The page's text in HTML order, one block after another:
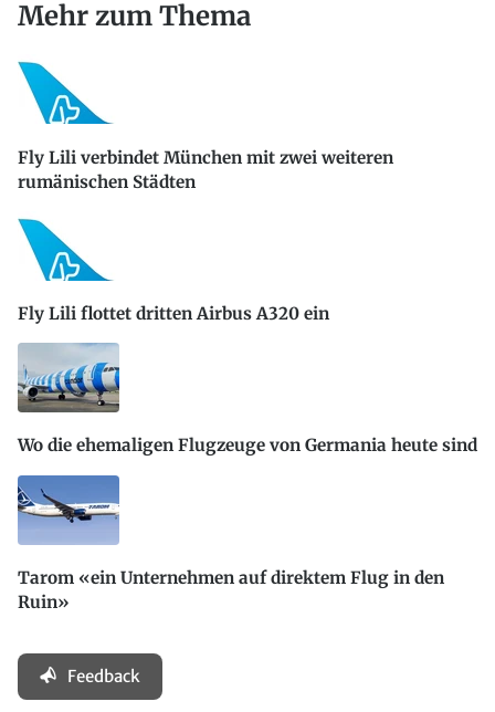
Mehr zum Thema
Fly Lili verbindet München mit zwei weiteren
rumänischen Städten
Fly Lili flottet dritten Airbus A320 ein
Wo die ehemaligen Flugzeuge von Germania heute sind
Tarom «ein Unternehmen auf direktem Flug in den
Ruin»
Feedback